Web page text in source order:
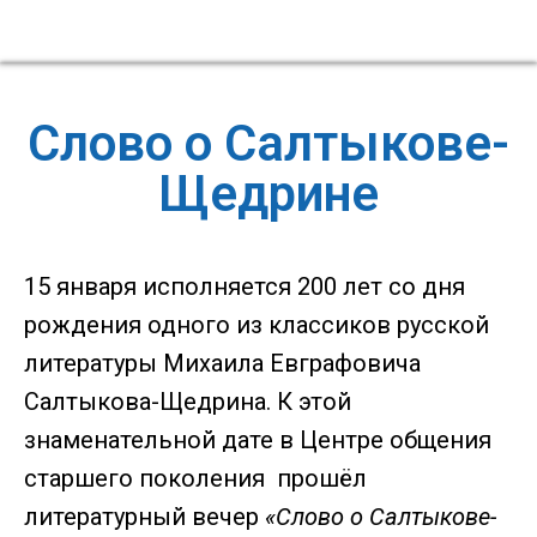
Слово о Салтыкове-
Щедрине
15 января исполняется 200 лет со дня
рождения одного из классиков русской
литературы Михаила Евграфовича
Салтыкова-Щедрина. К этой
знаменательной дате в Центре общения
старшего поколения прошёл
литературный вечер «Слово о Салтыкове-